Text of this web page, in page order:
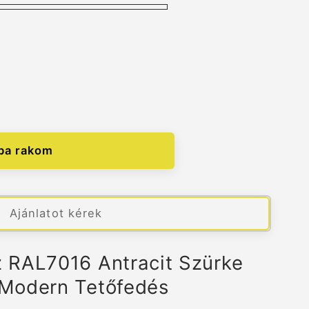
rakom
Ajánlatot kérek
RAL7016 Antracit Szürke
Tetőfedés